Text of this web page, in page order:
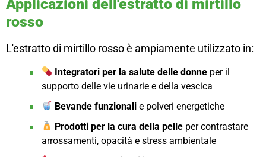
Applicazioni dell'estratto di mirtillo
rosso
L'estratto di mirtillo rosso è ampiamente utilizzato in:
Integratori per la salute delle donne per il
supporto delle vie urinarie e della vescica
Bevande funzionali e polveri energetiche
Prodotti per la cura della pelle per contrastare
arrossamenti, opacità e stress ambientale